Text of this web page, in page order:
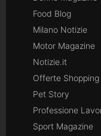
Food Blog
Milano Notizie
Motor Magazine
Notizie.it
Offerte Shopping
Pet Story
Professione
Sport Magazine